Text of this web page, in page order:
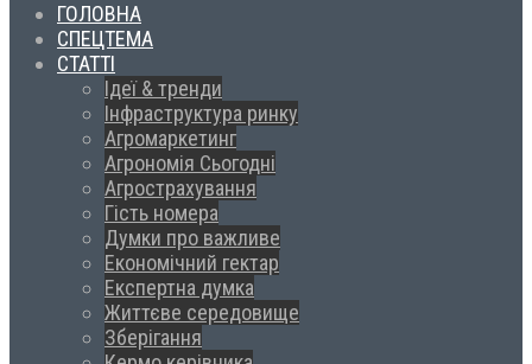
ГОЛОВНА
СПЕЦТЕМА
СТАТТІ
Ідеї & тренди
Інфраструктура ринку
Агромаркетинг
Агрономія Сьогодні
Агрострахування
Гість номера
Думки про важливе
Економічний гектар
Експертна думка
Життєве середовище
Зберігання